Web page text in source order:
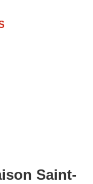
Saint-